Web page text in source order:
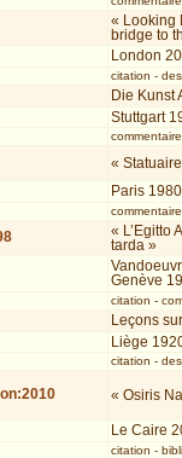
« Looking
bridge to
London
citation -
Die Kunst
Stuttgart
commentaire
«
Paris 1980
commentaire
« L’Egitto
tarda »
Genève
citation -
Leçons
Liège
citation -
« Osiris
Le Caire
citation -